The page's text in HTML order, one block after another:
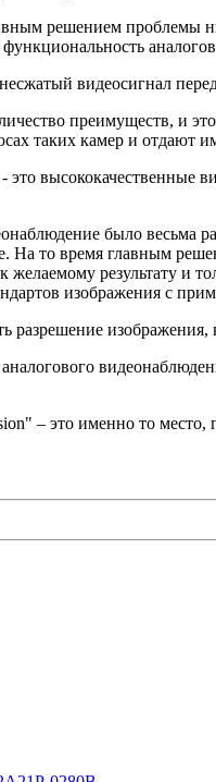
решением проблемы
видеосигнал
преимуществ, и
таких камер и отдают
высококачественные
было весьма
На то время главным
желаемому результату и
изображения с
разрешение
– это именно то